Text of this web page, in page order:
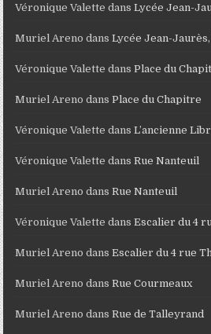
Véronique Valette dansLycée Jean-
Muriel Areno dansLycée Jean-
Véronique Valette dansPlace du
Muriel Areno dansPlace du Chapitre
Véronique Valette dansL’ancienne
Véronique Valette dansRue Nanteuil
Muriel Areno dansRue Nanteuil
Véronique Valette dansEscalier du 4
Muriel Areno dansEscalier du 4 rue
Muriel Areno dansRue Courmeaux
Muriel Areno dansRue de Talleyrand